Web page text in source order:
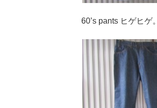
60’s pants ヒゲヒゲ。